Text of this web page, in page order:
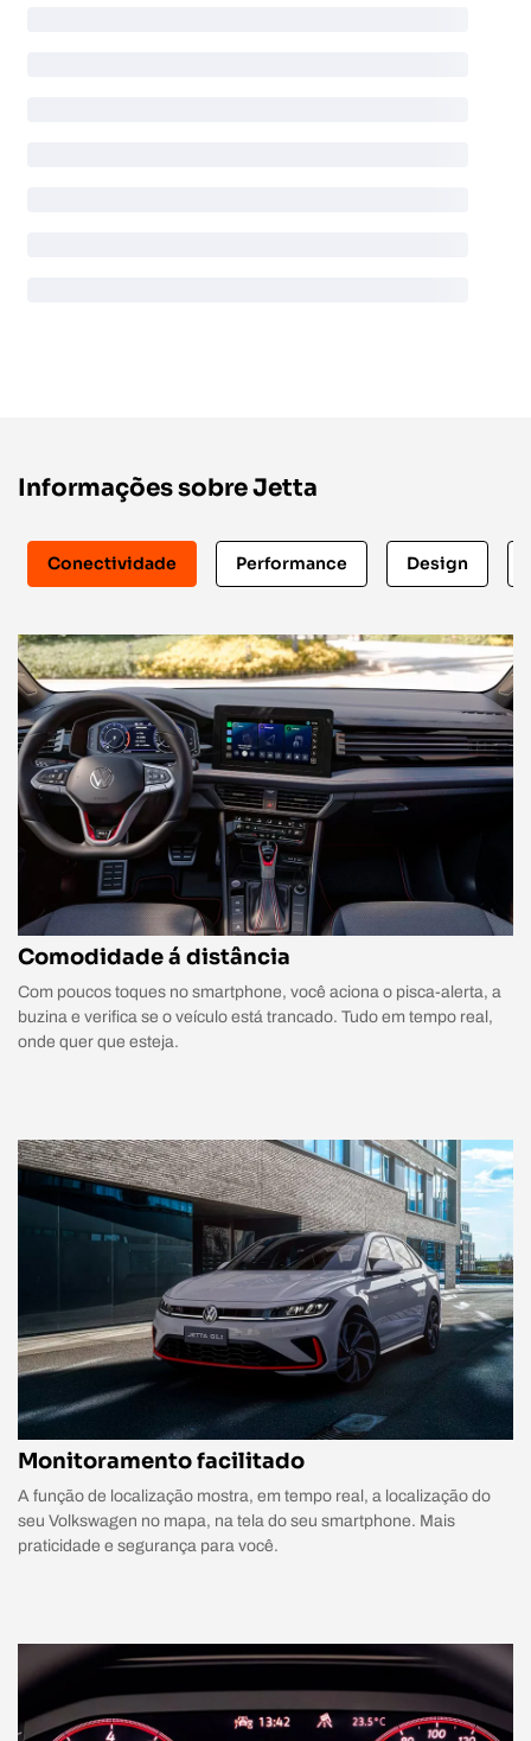
Informações sobre Jetta
Conectividade Performance Design
Comodidade á distância
Com poucos toques no smartphone, você aciona o pisca-alerta, a
buzina e verifica se o veículo está trancado. Tudo em tempo real,
onde quer que esteja.
Monitoramento facilitado
A função de localização mostra, em tempo real, a localização do
seu Volkswagen no mapa, na tela do seu smartphone. Mais
praticidade e segurança para você.